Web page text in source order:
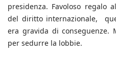
presidenza. Favoloso regalo
del diritto internazionale,
era gravida di
per sedurre la lobbie.